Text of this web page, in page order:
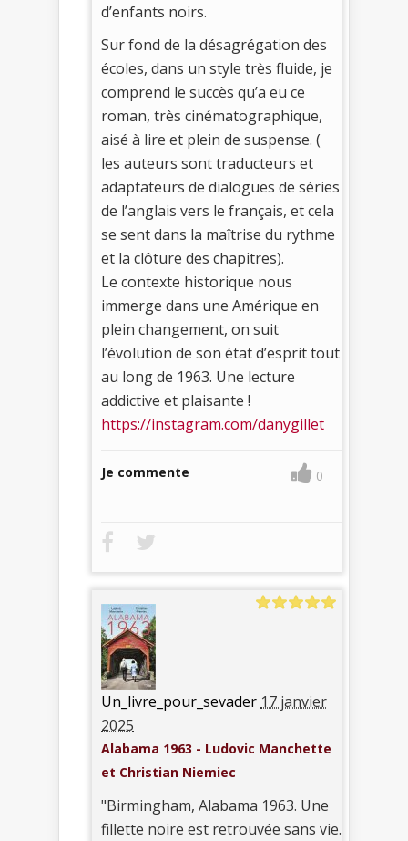
d’enfants noirs.
Sur fond de la désagrégation des
écoles, dans un style très fluide, je
comprend le succès qu’a eu ce
roman, très cinématographique,
aisé à lire et plein de suspense. (
les auteurs sont traducteurs et
adaptateurs de dialogues de séries
de l’anglais vers le français, et cela
se sent dans la maîtrise du rythme
et la clôture des chapitres).
Le contexte historique nous
immerge dans une Amérique en
plein changement, on suit
l’évolution de son état d’esprit tout
au long de 1963. Une lecture
addictive et plaisante !
https://instagram.com/danygillet
Je commente 0
Un_livre_pour_sevader 17 janvier
2025
Alabama 1963 - Ludovic Manchette
et Christian Niemiec
"Birmingham, Alabama 1963. Une
fillette noire est retrouvée sans vie.